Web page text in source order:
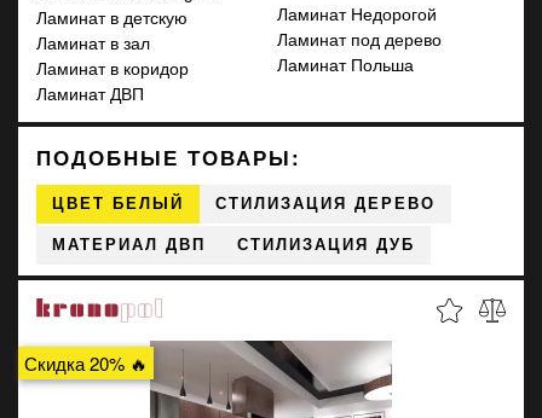
Ламинат в детскую
Ламинат в зал
Ламинат в коридор
Ламинат ДВП
Ламинат Недорогой
Ламинат под дерево
Ламинат Польша
ПОДОБНЫЕ ТОВАРЫ:
ЦВЕТ БЕЛЫЙ СТИЛИЗАЦИЯ ДЕРЕВО
МАТЕРИАЛ ДВП СТИЛИЗАЦИЯ ДУБ
Скидка 20% 🔥